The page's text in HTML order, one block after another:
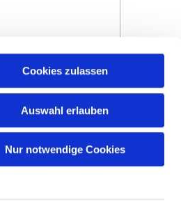
Cookies zulassen
Auswahl erlauben
Nur notwendige Cookies
Impressum und